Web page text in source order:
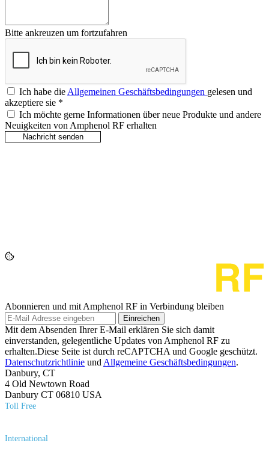
Bitte ankreuzen um fortzufahren
Ich habe dieAllgemeinen Geschäftsbedingungen gelesen und
akzeptiere sie *
Ich möchte gerne Informationen über neue Produkte und andere
Neuigkeiten von Amphenol RF erhalten
Abonnieren und mit Amphenol RF in Verbindung bleiben
Einreichen
Mit dem Absenden Ihrer E-Mail erklären Sie sich damit
einverstanden, gelegentliche Updates von Amphenol RF zu
erhalten.Diese Seite ist durch reCAPTCHA und Google geschützt.
Datenschutzrichtlinie und Allgemeine Geschäftsbedingungen.
Danbury, CT
4 Old Newtown Road
Danbury CT 06810 USA
Toll Free
International